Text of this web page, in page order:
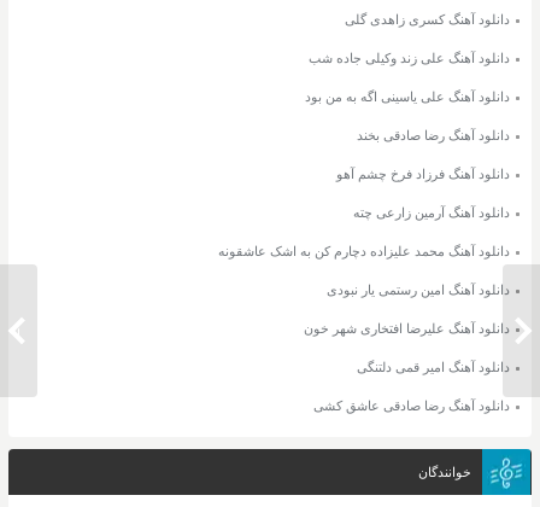
دانلود آهنگ کسری زاهدی گلی
دانلود آهنگ علی زند وکیلی جاده شب
دانلود آهنگ علی یاسینی اگه به من بود
دانلود آهنگ رضا صادقی بخند
دانلود آهنگ فرزاد فرخ چشم آهو
دانلود آهنگ آرمین زارعی چته
دانلود آهنگ محمد علیزاده دچارم کن به اشک عاشقونه
دانلود آهنگ امین رستمی یار نبودی
دانلود آهنگ علیرضا افتخاری شهر خون
دانلود آهنگ امیر قمی دلتنگی
دانلود آهنگ رضا صادقی عاشق کشی
خوانندگان